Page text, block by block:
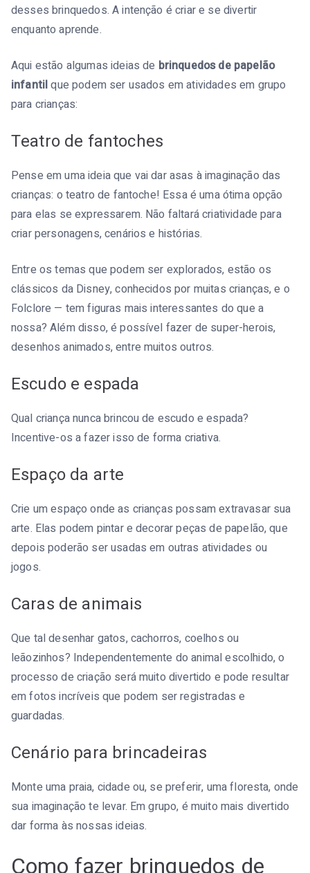
desses brinquedos. A intenção é criar e se divertir
enquanto aprende.
Aqui estão algumas ideias de brinquedos de papelão
infantilque podem ser usados em atividades em grupo
para crianças:
Teatro de fantoches
Pense em uma ideia que vai dar asas à imaginação das
crianças: o teatro de fantoche! Essa é uma ótima opção
para elas se expressarem. Não faltará criatividade para
criar personagens, cenários e histórias.
Entre os temas que podem ser explorados, estão os
clássicos da Disney, conhecidos por muitas crianças, e o
Folclore — tem figuras mais interessantes do que a
nossa? Além disso, é possível fazer de super-herois,
desenhos animados, entre muitos outros.
Escudo e espada
Qual criança nunca brincou de escudo e espada?
Incentive-os a fazer isso de forma criativa.
Espaço da arte
Crie um espaço onde as crianças possam extravasar sua
arte. Elas podem pintar e decorar peças de papelão, que
depois poderão ser usadas em outras atividades ou
jogos.
Caras de animais
Que tal desenhar gatos, cachorros, coelhos ou
leãozinhos? Independentemente do animal escolhido, o
processo de criação será muito divertido e pode resultar
em fotos incríveis que podem ser registradas e
guardadas.
Cenário para brincadeiras
Monte uma praia, cidade ou, se preferir, uma floresta, onde
sua imaginação te levar. Em grupo, é muito mais divertido
dar forma às nossas ideias.
Como fazer brinquedos de